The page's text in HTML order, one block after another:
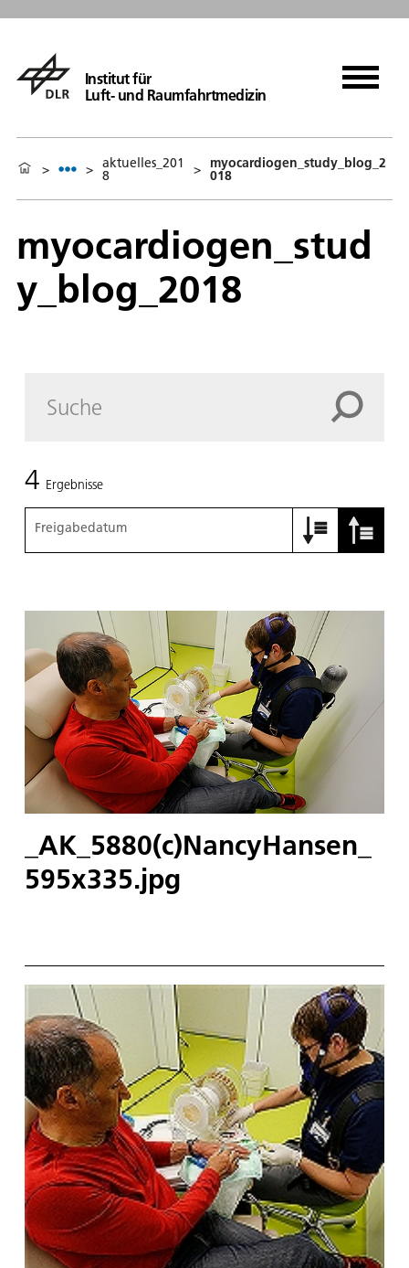
Institut für
Luft- und Raumfahrtmedizin
> > aktuelles_201
8 > myocardiogen_study_blog_2
018
myocardiogen_stud
y_blog_2018
4 Ergebnisse
Freigabedatum
_AK_5880(c)NancyHansen_
595x335.jpg